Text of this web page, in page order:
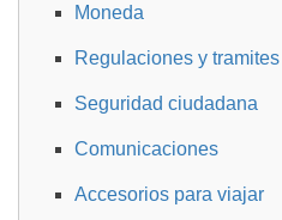
Moneda
Regulaciones y tramites
Seguridad ciudadana
Comunicaciones
Accesorios para viajar